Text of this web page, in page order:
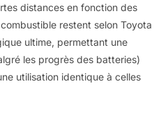
distances en fonction des
restent selon Toyota
ultime, permettant une
les progrès des batteries)
utilisation identique à celles